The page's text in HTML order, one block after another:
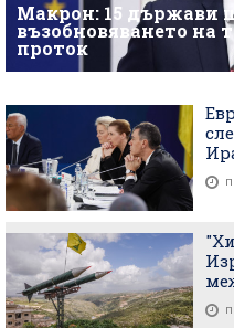
Макрон: 15 държави
възобновяването на
проток